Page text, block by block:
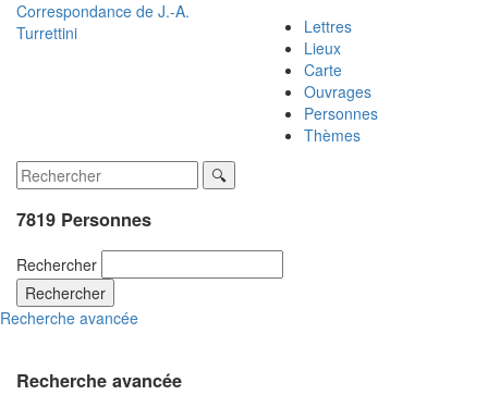
Correspondance de J.-A.
Turrettini
Lettres
Lieux
Carte
Ouvrages
Personnes
Thèmes
7819 Personnes
Rechercher
Rechercher
Recherche avancée
Recherche avancée